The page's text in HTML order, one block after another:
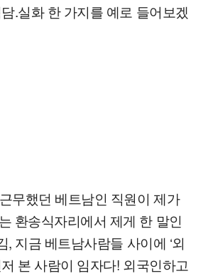
.실화 한 가지를 예로 들어보겠
무했던 베트남인 직원이 제가
환송식자리에서 제게 한 말인
, 지금 베트남사람들 사이에 ‘외
본 사람이 임자다! 외국인하고